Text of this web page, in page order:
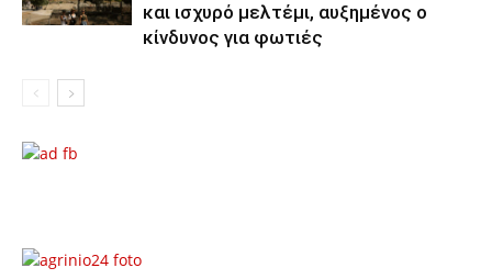
και ισχυρό μελτέμι, αυξημένος ο
κίνδυνος για φωτιές